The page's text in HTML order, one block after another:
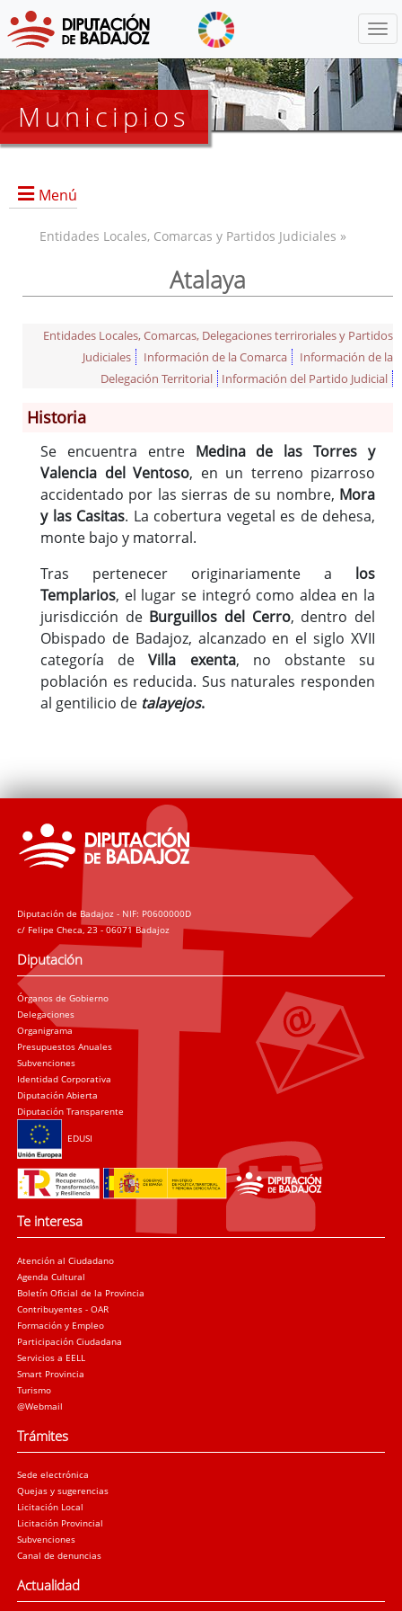
Municipios
Menú
Información General
Historia
Monumentos
Gastronomía
Fiestas
Turismo
Población
Archivo Municipal
Corporación
Correo-e gratis
Códigos para FACe
Entidades Locales, Comarcas y Partidos Judiciales »
Atalaya
Entidades Locales, Comarcas, Delegaciones terriroriales y Partidos
Judiciales
Información de la Comarca
Información de la
Delegación Territorial
Información del Partido Judicial
Historia
Se encuentra entre Medina de las Torres y
Valencia del Ventoso, en un terreno pizarroso
accidentado por las sierras de su nombre, Mora
y las Casitas. La cobertura vegetal es de dehesa,
monte bajo y matorral.
Tras pertenecer originariamente a los
Templarios, el lugar se integró como aldea en la
jurisdicción de Burguillos del Cerro, dentro del
Obispado de Badajoz, alcanzado en el siglo XVII
categoría de Villa exenta, no obstante su
población es reducida. Sus naturales responden
al gentilicio de talayejos.
Diputación de Badajoz - NIF: P0600000D
c/ Felipe Checa, 23 - 06071 Badajoz
Diputación
Órganos de Gobierno
Delegaciones
Organigrama
Presupuestos Anuales
Subvenciones
Identidad Corporativa
Diputación Abierta
Diputación Transparente
EDUSI
Te interesa
Atención al Ciudadano
Agenda Cultural
Boletín Oficial de la Provincia
Contribuyentes - OAR
Formación y Empleo
Participación Ciudadana
Servicios a EELL
Smart Provincia
Turismo
@Webmail
Trámites
Sede electrónica
Quejas y sugerencias
Licitación Local
Licitación Provincial
Subvenciones
Canal de denuncias
Actualidad